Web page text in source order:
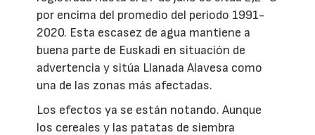
por encima del promedio del periodo 1991-
2020. Esta escasez de agua mantiene a
buena parte de Euskadi en situación de
advertencia y sitúa Llanada Alavesa como
una de las zonas más afectadas.
Los efectos ya se están notando. Aunque
los cereales y las patatas de siembra